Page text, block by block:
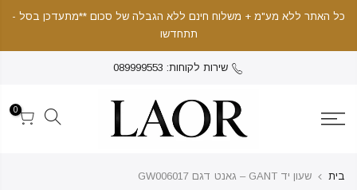
כל האתר ללא מע"מ + משלוח חינם ללא הגבלה של סכום **מתעדכן בסל -
תתחדשו
שירות לקוחות: 089999553
0
בית שעון יד GANT – גאנט דגם GW006017